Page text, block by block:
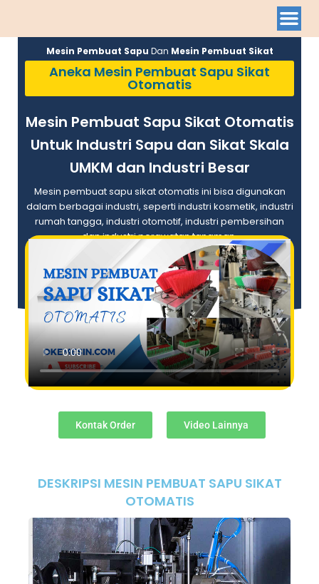
Mesin Pembuat Sapu Dan Mesin Pembuat Sikat
Aneka Mesin Pembuat Sapu Sikat
Otomatis
Mesin Pembuat Sapu Sikat Otomatis
Untuk Industri Sapu dan Sikat Skala
UMKM dan Industri Besar
Mesin pembuat sapu sikat otomatis ini bisa digunakan
dalam berbagai industri, seperti industri kosmetik, industri
rumah tangga, industri otomotif, industri pembersihan
dan industri perawatan tanaman.
Kontak Order Video Lainnya
DESKRIPSI MESIN PEMBUAT SAPU SIKAT
OTOMATIS